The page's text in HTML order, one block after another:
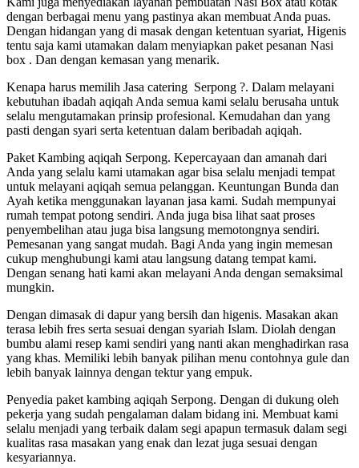
dengan berbagai menu yang pastinya akan membuat Anda puas.
Dengan hidangan yang di masak dengan ketentuan syariat, Higenis
tentu saja kami utamakan dalam menyiapkan paket pesanan Nasi
box . Dan dengan kemasan yang menarik.
Kenapa harus memilih Jasa catering Serpong ?. Dalam melayani
kebutuhan ibadah aqiqah Anda semua kami selalu berusaha untuk
selalu mengutamakan prinsip profesional. Kemudahan dan yang
pasti dengan syari serta ketentuan dalam beribadah aqiqah.
Paket Kambing aqiqah Serpong. Kepercayaan dan amanah dari
Anda yang selalu kami utamakan agar bisa selalu menjadi tempat
untuk melayani aqiqah semua pelanggan. Keuntungan Bunda dan
Ayah ketika menggunakan layanan jasa kami. Sudah mempunyai
rumah tempat potong sendiri. Anda juga bisa lihat saat proses
penyembelihan atau juga bisa langsung memotongnya sendiri.
Pemesanan yang sangat mudah. Bagi Anda yang ingin memesan
cukup menghubungi kami atau langsung datang tempat kami.
Dengan senang hati kami akan melayani Anda dengan semaksimal
mungkin.
Dengan dimasak di dapur yang bersih dan higenis. Masakan akan
terasa lebih fres serta sesuai dengan syariah Islam. Diolah dengan
bumbu alami resep kami sendiri yang nanti akan menghadirkan rasa
yang khas. Memiliki lebih banyak pilihan menu contohnya gule dan
lebih banyak lainnya dengan tektur yang empuk.
Penyedia paket kambing aqiqah Serpong. Dengan di dukung oleh
pekerja yang sudah pengalaman dalam bidang ini. Membuat kami
selalu menjadi yang terbaik dalam segi apapun termasuk dalam segi
kualitas rasa masakan yang enak dan lezat juga sesuai dengan
kesyariannya.